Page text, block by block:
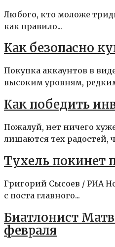
Любого, кто моложе
как правило...
Как безопасно
Покупка аккаунтов в
высоким уровням,
Как победить
Пожалуй, нет ничего
лишаются тех радостей,
Тухель покинет
Григорий Сысоев / РИА
с поста главного...
Биатлонист
февраля